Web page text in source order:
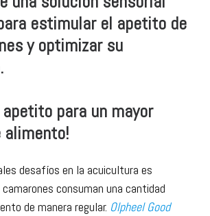
estimular el apetito de
y optimizar su
para un mayor
alimento!
desafíos en la acuicultura es
consuman una cantidad
de manera regular. Olpheel Good